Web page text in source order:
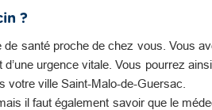
?
santé proche de chez vous. Vous
urgence vitale. Vous pourrez
votre ville Saint-Malo-de-Guersac.
il faut également savoir que le